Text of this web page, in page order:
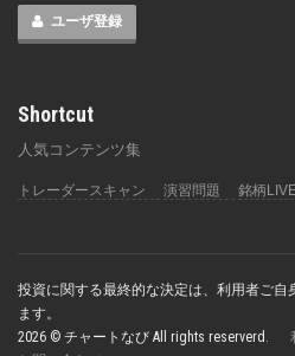
ユーザ登録
Shortcut
人気コンテンツ集
トレーダースキャン 演習問題 銘柄
投資に関する最終的な決定は、利用者ご自
ます。
2026 © チャートなび All rights reserverd.